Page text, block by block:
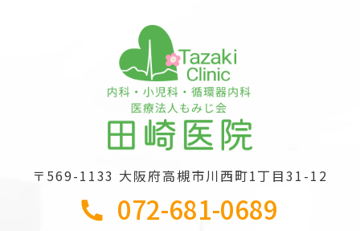
〒569-1133 大阪府高槻市川西町1丁目31-12
072-681-0689